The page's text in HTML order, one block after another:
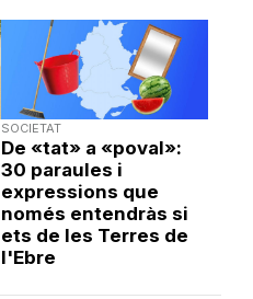
SOCIETAT
De «tat» a «poval»:
30 paraules i
expressions que
només entendràs si
ets de les Terres de
l'Ebre